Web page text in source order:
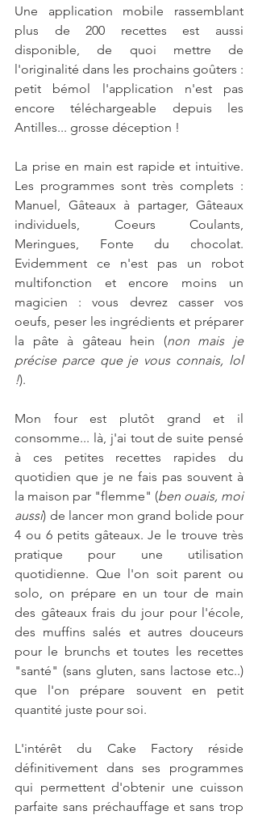
Une application mobile rassemblant
plus de 200 recettes est aussi
disponible, de quoi mettre de
l'originalité dans les prochains goûters :
petit bémol l'application n'est pas
encore téléchargeable depuis les
Antilles... grosse déception !
La prise en main est rapide et intuitive.
Les programmes sont très complets :
Manuel, Gâteaux à partager, Gâteaux
individuels, Coeurs Coulants,
Meringues, Fonte du chocolat.
Evidemment ce n'est pas un robot
multifonction et encore moins un
magicien : vous devrez casser vos
oeufs, peser les ingrédients et préparer
la pâte à gâteau hein (non mais je
précise parce que je vous connais, lol
!).
Mon four est plutôt grand et il
consomme... là, j'ai tout de suite pensé
à ces petites recettes rapides du
quotidien que je ne fais pas souvent à
la maison par "flemme" (ben ouais, moi
aussi) de lancer mon grand bolide pour
4 ou 6 petits gâteaux. Je le trouve très
pratique pour une utilisation
quotidienne. Que l'on soit parent ou
solo, on prépare en un tour de main
des gâteaux frais du jour pour l'école,
des muffins salés et autres douceurs
pour le brunchs et toutes les recettes
"santé" (sans gluten, sans lactose etc..)
que l'on prépare souvent en petit
quantité juste pour soi.
L'intérêt du Cake Factory réside
définitivement dans ses programmes
qui permettent d'obtenir une cuisson
parfaite sans préchauffage et sans trop